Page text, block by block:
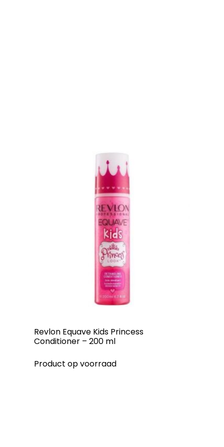
Revlon Equave Kids Princess
Conditioner – 200 ml
Product op voorraad